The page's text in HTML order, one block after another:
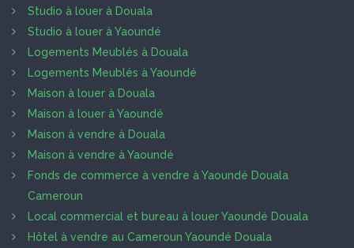
Studio à louer à Douala
Studio à louer à Yaoundé
Logements Meublés à Douala
Logements Meublés à Yaoundé
Maison à louer à Douala
Maison à louer à Yaoundé
Maison à vendre à Douala
Maison à vendre à Yaoundé
Fonds de commerce à vendre à Yaoundé Douala
Cameroun
Local commercial et bureau à louer Yaoundé Douala
Hôtel à vendre au Cameroun Yaoundé Douala